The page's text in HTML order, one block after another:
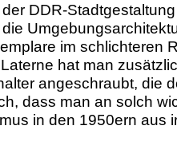
DDR-
im schlichteren
hat man
angeschraubt, die
dass man an solch
in den 1950ern aus